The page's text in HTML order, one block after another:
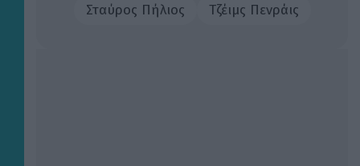
Σταύρος Πήλιος
Τζέιμς Πενράις